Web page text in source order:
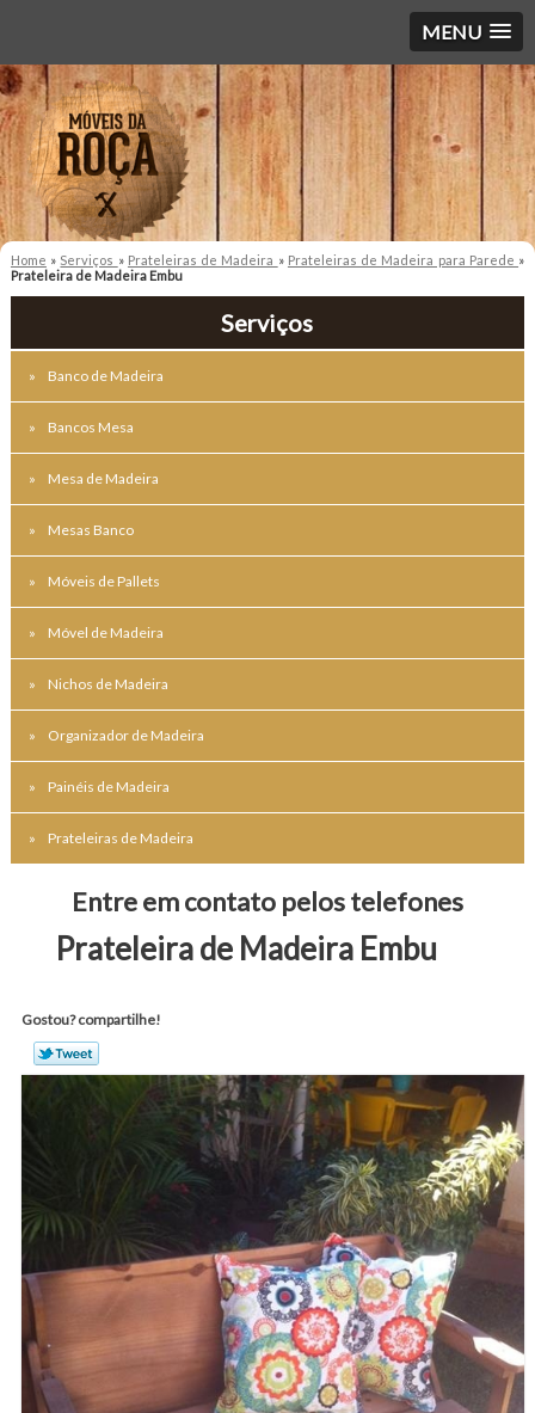
MENU
Home » Serviços » Prateleiras de Madeira » Prateleiras de Madeira para Parede »
Prateleira de Madeira Embu
Serviços
Banco de Madeira
Bancos Mesa
Mesa de Madeira
Mesas Banco
Móveis de Pallets
Móvel de Madeira
Nichos de Madeira
Organizador de Madeira
Painéis de Madeira
Prateleiras de Madeira
Entre em contato pelos telefones
Prateleira de Madeira Embu
Gostou? compartilhe!